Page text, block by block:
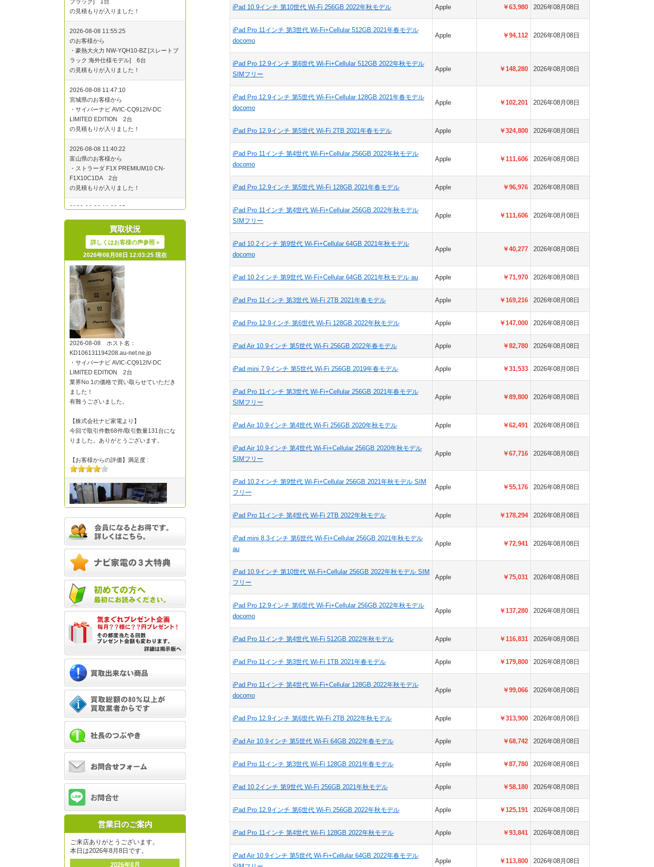
iPad 10.9インチ 第10世代 Wi-Fi 256GB 2022年秋モデル Apple ￥63,980 2026年08月08日
iPad Pro 11インチ 第3世代 Wi-Fi+Cellular 512GB 2021年春モデル
docomo
Apple ￥94,112 2026年08月08日
iPad Pro 12.9インチ 第6世代 Wi-Fi+Cellular 512GB 2022年秋モデル
SIMフリー
Apple ￥148,280 2026年08月08日
iPad Pro 12.9インチ 第5世代 Wi-Fi+Cellular 128GB 2021年春モデル
docomo
Apple ￥102,201 2026年08月08日
iPad Pro 12.9インチ 第5世代 Wi-Fi 2TB 2021年春モデル Apple ￥324,800 2026年08月08日
iPad Pro 11インチ 第4世代 Wi-Fi+Cellular 256GB 2022年秋モデル
docomo
Apple ￥111,606 2026年08月08日
iPad Pro 12.9インチ 第5世代 Wi-Fi 128GB 2021年春モデル Apple ￥96,976 2026年08月08日
iPad Pro 11インチ 第4世代 Wi-Fi+Cellular 256GB 2022年秋モデル
SIMフリー
Apple ￥111,606 2026年08月08日
iPad 10.2インチ 第9世代 Wi-Fi+Cellular 64GB 2021年秋モデル
docomo
Apple ￥40,277 2026年08月08日
iPad 10.2インチ 第9世代 Wi-Fi+Cellular 64GB 2021年秋モデル au Apple ￥71,970 2026年08月08日
iPad Pro 11インチ 第3世代 Wi-Fi 2TB 2021年春モデル Apple ￥169,216 2026年08月08日
iPad Pro 12.9インチ 第6世代 Wi-Fi 128GB 2022年秋モデル Apple ￥147,000 2026年08月08日
iPad Air 10.9インチ 第5世代 Wi-Fi 256GB 2022年春モデル Apple ￥82,780 2026年08月08日
iPad mini 7.9インチ 第5世代 Wi-Fi 256GB 2019年春モデル Apple ￥31,533 2026年08月08日
iPad Pro 11インチ 第3世代 Wi-Fi+Cellular 256GB 2021年春モデル
SIMフリー
Apple ￥89,800 2026年08月08日
iPad Air 10.9インチ 第4世代 Wi-Fi 256GB 2020年秋モデル Apple ￥62,491 2026年08月08日
iPad Air 10.9インチ 第4世代 Wi-Fi+Cellular 256GB 2020年秋モデル
SIMフリー
Apple ￥67,716 2026年08月08日
iPad 10.2インチ 第9世代 Wi-Fi+Cellular 256GB 2021年秋モデル SIM
フリー
Apple ￥55,176 2026年08月08日
iPad Pro 11インチ 第4世代 Wi-Fi 2TB 2022年秋モデル Apple ￥178,294 2026年08月08日
iPad mini 8.3インチ 第6世代 Wi-Fi+Cellular 256GB 2021年秋モデル
au
Apple ￥72,941 2026年08月08日
iPad 10.9インチ 第10世代 Wi-Fi+Cellular 256GB 2022年秋モデル SIM
フリー
Apple ￥75,031 2026年08月08日
iPad Pro 12.9インチ 第6世代 Wi-Fi+Cellular 256GB 2022年秋モデル
docomo
Apple ￥137,280 2026年08月08日
iPad Pro 11インチ 第4世代 Wi-Fi 512GB 2022年秋モデル Apple ￥116,831 2026年08月08日
iPad Pro 11インチ 第3世代 Wi-Fi 1TB 2021年春モデル Apple ￥179,800 2026年08月08日
iPad Pro 11インチ 第4世代 Wi-Fi+Cellular 128GB 2022年秋モデル
docomo
Apple ￥99,066 2026年08月08日
iPad Pro 12.9インチ 第6世代 Wi-Fi 2TB 2022年秋モデル Apple ￥313,900 2026年08月08日
iPad Air 10.9インチ 第5世代 Wi-Fi 64GB 2022年春モデル Apple ￥68,742 2026年08月08日
iPad Pro 11インチ 第3世代 Wi-Fi 128GB 2021年春モデル Apple ￥87,780 2026年08月08日
iPad 10.2インチ 第9世代 Wi-Fi 256GB 2021年秋モデル Apple ￥58,180 2026年08月08日
iPad Pro 12.9インチ 第6世代 Wi-Fi 256GB 2022年秋モデル Apple ￥125,191 2026年08月08日
iPad Pro 11インチ 第4世代 Wi-Fi 128GB 2022年秋モデル Apple ￥93,841 2026年08月08日
iPad Air 10.9インチ 第5世代 Wi-Fi+Cellular 64GB 2022年春モデル
Apple ￥113,800 2026年08月08日
買取状況
詳しくはお客様の声参照 »
2026年08月08日 12:03:25 現在
営業日のご案内
ご来店ありがとうございます。
本日は2026年8月8日です。
2026年8月